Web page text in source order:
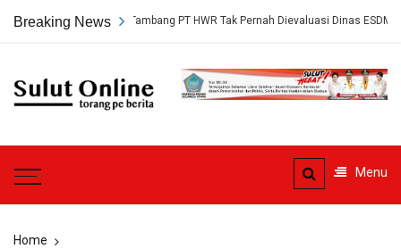
Breaking News
Persetujuan Tambang PT HWR Tak Pernah Dievaluasi Dinas ESDM
Sulut
Menu
Home